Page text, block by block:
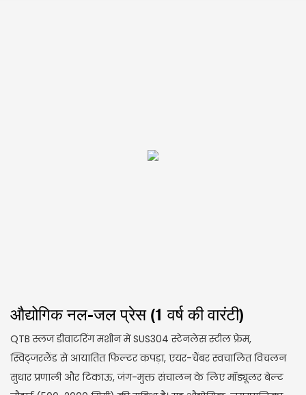
औद्योगिक नल-जल प्रेस (1 वर्ष की वारंटी)
QTB स्लज डीवाटरिंग मशीन में SUS304 स्टेनलेस स्टील फ्रेम,
स्विट्जरलैंड से आयातित फिल्टर कपड़ा, एयर-चैंबर स्वचालित विचलन
सुधार प्रणाली और टिकाऊ, जंग-मुक्त संचालन के लिए मॉड्यूलर बेल्ट